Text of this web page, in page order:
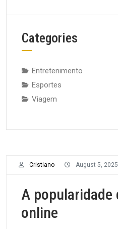
Cristiano August 5, 2025
A
online
Categories
Entretenimento
Esportes
Viagem